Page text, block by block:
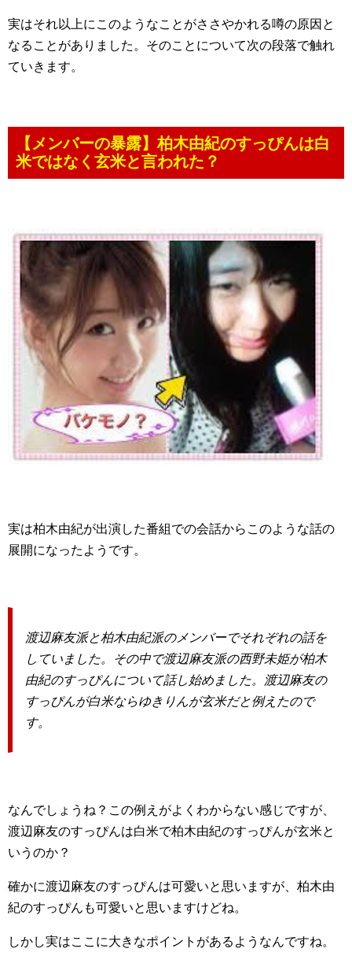
実はそれ以上にこのようなことがささやかれる噂の原因と
なることがありました。そのことについて次の段落で触れ
ていきます。
【メンバーの暴露】柏木由紀のすっぴんは白
米ではなく玄米と言われた？
実は柏木由紀が出演した番組での会話からこのような話の
展開になったようです。
渡辺麻友派と柏木由紀派のメンバーでそれぞれの話を
していました。その中で渡辺麻友派の西野未姫が柏木
由紀のすっぴんについて話し始めました。渡辺麻友の
すっぴんが白米ならゆきりんが玄米だと例えたので
す。
なんでしょうね？この例えがよくわからない感じですが、
渡辺麻友のすっぴんは白米で柏木由紀のすっぴんが玄米と
いうのか？
確かに渡辺麻友のすっぴんは可愛いと思いますが、柏木由
紀のすっぴんも可愛いと思いますけどね。
しかし実はここに大きなポイントがあるようなんですね。